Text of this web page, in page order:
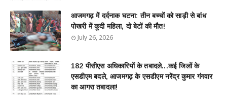
आजमगढ़ में दर्दनाक घटना: तीन बच्चों को साड़ी से बांध
पोखरी में कूदी महिला, दो बेटों की मौत!
July 26, 2026
182 पीसीएस अधिकारियों के तबादले...कई जिलों के
एसडीएम बदले, आजमगढ़ के एसडीएम नरेंद्र कुमार गंगवार
का आगरा तबादला!